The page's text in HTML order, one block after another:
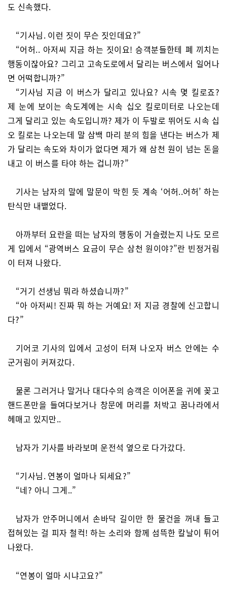
도 신속했다.
“기사님. 이런 짓이 무슨 짓인데요?”
“어허.. 아저씨 지금 하는 짓이요! 승객분들한테 폐 끼치는
행동이잖아요? 그리고 고속도로에서 달리는 버스에서 일어나
면 어떡합니까?”
“기사님 지금 이 버스가 달리고 있나요? 시속 몇 킬로죠?
제 눈에 보이는 속도계에는 시속 십오 킬로미터로 나오는데
그게 달리고 있는 속도입니까? 제가 이 두발로 뛰어도 시속 십
오 킬로는 나오는데 말 삼백 마리 분의 힘을 낸다는 버스가 제
가 달리는 속도와 차이가 없다면 제가 왜 삼천 원이 넘는 돈을
내고 이 버스를 타야 하는 겁니까?”
기사는 남자의 말에 말문이 막힌 듯 계속 ‘어허..어허’ 하는
탄식만 내뱉었다.
아까부터 요란을 떠는 남자의 행동이 거슬렸는지 나도 모르
게 입에서 “광역버스 요금이 무슨 삼천 원이야?”란 빈정거림
이 터져 나왔다.
“거기 선생님 뭐라 하셨습니까?”
“아 아저씨! 진짜 뭐 하는 거예요! 저 지금 경찰에 신고합니
다?”
기어코 기사의 입에서 고성이 터져 나오자 버스 안에는 수
군거림이 커져갔다.
물론 그러거나 말거나 대다수의 승객은 이어폰을 귀에 꽂고
핸드폰만을 들여다보거나 창문에 머리를 처박고 꿈나라에서
헤매고 있지만..
남자가 기사를 바라보며 운전석 옆으로 다가갔다.
“기사님. 연봉이 얼마나 되세요?”
“네? 아니 그게..”
남자가 안주머니에서 손바닥 길이만 한 물건을 꺼내 들고
접혀있는 걸 피자 철컥! 하는 소리와 함께 섬뜩한 칼날이 튀어
나왔다.
“연봉이 얼마 시냐고요?”